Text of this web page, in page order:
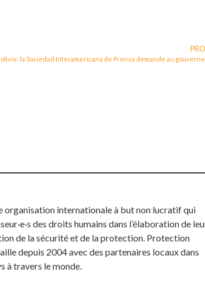
organisation internationale à but non lucratif qui
des droits humains dans l’élaboration de
de la sécurité et de la protection. Protection
depuis 2004 avec des partenaires locaux dans
à travers le monde.